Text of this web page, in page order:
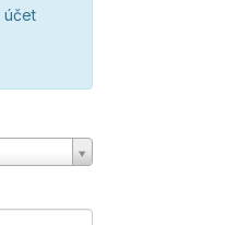
účet